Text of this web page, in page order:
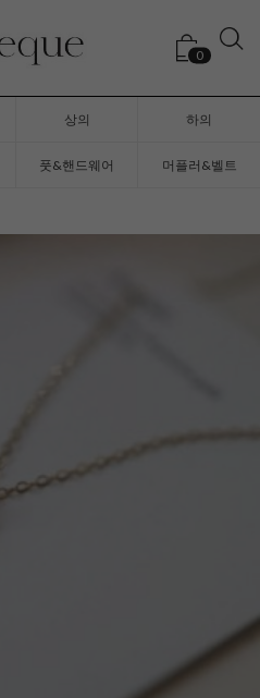
0
상의 하의
풋&핸드웨어 머플러&벨트